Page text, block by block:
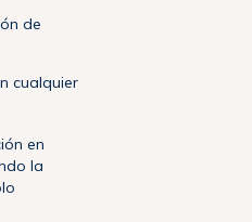
de
cualquier
en
la